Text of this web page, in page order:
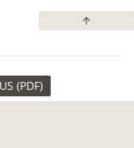
arrow_upward
(PDF)